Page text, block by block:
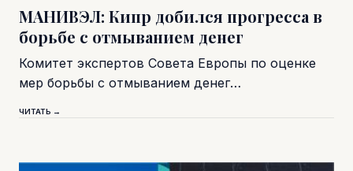
МАНИВЭЛ: Кипр добился прогресса в
борьбе с отмыванием денег
Комитет экспертов Совета Европы по оценке
мер борьбы с отмыванием денег…
ЧИТАТЬ →